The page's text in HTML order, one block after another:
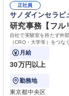
表するインフラ企業 #
72.html ■エネルギー
甚大化など、これま
「未来の日常」の創
す。 学歴・資格
正社員
サノダインセラピ
研究事務【フル
自社で実験室を持たず外
（CRO・大学等）をつな
任せします。
月給
30万円以上
勤務地
東京都中央区